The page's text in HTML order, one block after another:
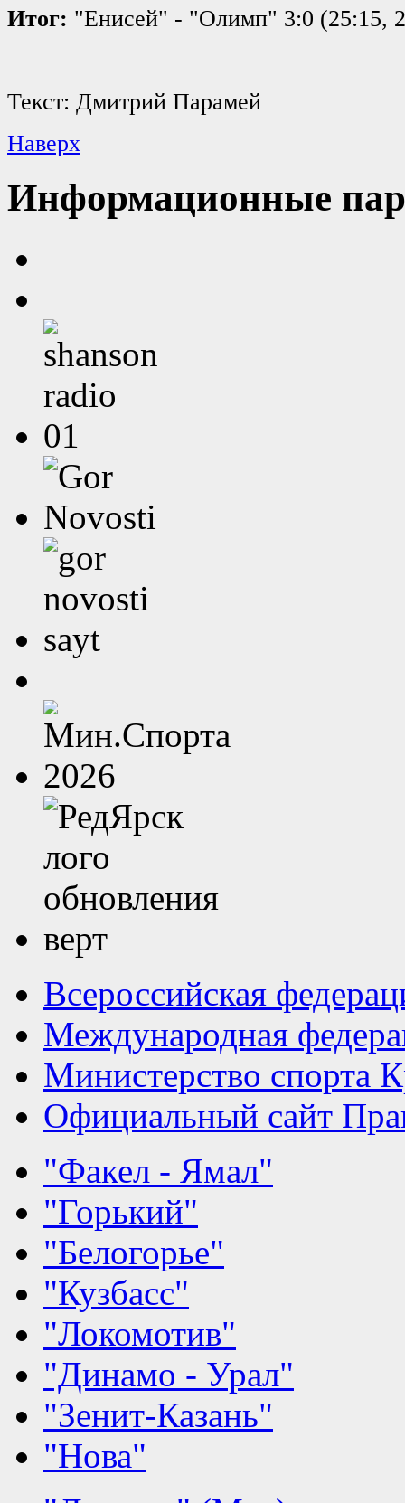
Итог: "Енисей" - "Олимп" 3:0 (25:15,
Текст: Дмитрий Парамей
Наверх
Информационные
Всероссийская
Международная
Министерство спорта
Официальный сайт
"Факел - Ямал"
"Горький"
"Белогорье"
"Кузбасс"
"Локомотив"
"Динамо - Урал"
"Зенит-Казань"
"Нова"